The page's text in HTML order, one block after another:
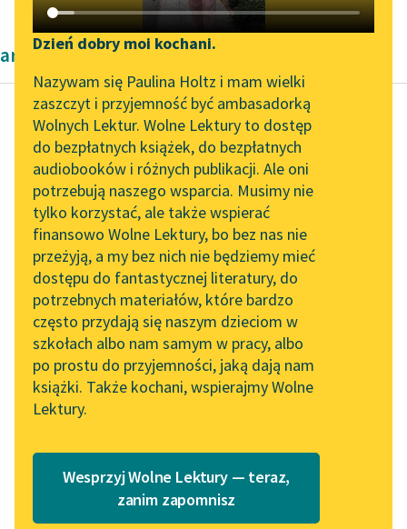
Katalog DAISY
Podkasty o książkach
Zgłoś brak utworu
Aktualności
„Prokurator Alicja Horn”
do słuchania
Byliśmy częścią AI Impact
Lab
Zapraszamy na spotkanie
online z tłumaczkami
literatury skandynawskiej
Spotkanie z Katarzyną
Tunkiel w Oslo
102. lata temu zmarł
Joseph Conrad
Lektury szkolne i klasyka
literatury do słuchania dla
Narzędzia
Mapa Wolnych Lektur
Leśmianator
Przewodnik dla piszących i
czytających
API
OAI-PMH
Widget Wolnych Lektur
Przypisy
Katalog w formacie PDF
Dzień dobry moi kochani.
Nazywam się Paulina Holtz i mam wielki
zaszczyt i przyjemność być ambasadorką
Wolnych Lektur. Wolne Lektury to dostęp
do bezpłatnych książek, do bezpłatnych
audiobooków i różnych publikacji. Ale oni
potrzebują naszego wsparcia. Musimy nie
tylko korzystać, ale także wspierać
finansowo Wolne Lektury, bo bez nas nie
przeżyją, a my bez nich nie będziemy mieć
dostępu do fantastycznej literatury, do
potrzebnych materiałów, które bardzo
często przydają się naszym dzieciom w
szkołach albo nam samym w pracy, albo
po prostu do przyjemności, jaką dają nam
książki. Także kochani, wspierajmy Wolne
Lektury.
Wesprzyj Wolne Lektury — teraz,
zanim zapomnisz
artykuły naukowe okresu współczesności
Kazimierz Wyka
Modernizm polski
Przyczyną, która każe
Miriamowi uznać i
propagować
mistycyzm
monistyczny
Maeterlincka oraz
wynikające z niego
konsekwencje...